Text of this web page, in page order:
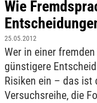
Wie
25.05.2012
Wer in einer
günstigere
Risiken ein – das ist
Versuchsreihe, die